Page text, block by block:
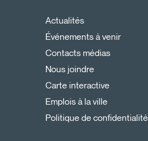
Actualités
Événements à venir
Contacts médias
Nous joindre
Carte interactive
Emplois à la ville
Politique de confidentialité